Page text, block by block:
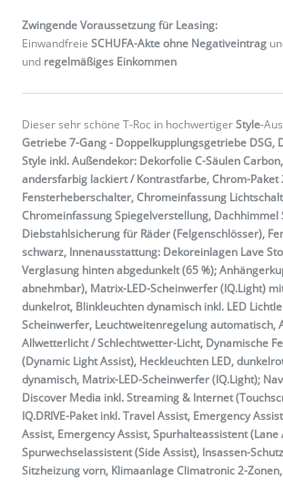
Zwingende Voraussetzung für Leasing:
Einwandfreie SCHUFA-Akte ohne Negativeintrag
und regelmäßiges Einkommen
Dieser sehr schöne T-Roc in hochwertigerStyle-
Getriebe 7-Gang - Doppelkupplungsgetriebe DSG,
Style inkl. Außendekor: Dekorfolie C-Säulen
andersfarbig lackiert / Kontrastfarbe, Chrom-Paket
Fensterheberschalter, Chromeinfassung
Chromeinfassung Spiegelverstellung, Dachhimmel
Diebstahlsicherung für Räder (Felgenschlösser),
schwarz, Innenausstattung: Dekoreinlagen Lave
Verglasung hinten abgedunkelt (65 %);
abnehmbar), Matrix-LED-Scheinwerfer (IQ.Light)
dunkelrot, Blinkleuchten dynamisch inkl. LED
Scheinwerfer, Leuchtweitenregelung automatisch,
Allwetterlicht / Schlechtwetter-Licht, Dynamische
(Dynamic Light Assist), Heckleuchten LED,
dynamisch, Matrix-LED-Scheinwerfer (IQ.Light);
Discover Media inkl. Streaming & Internet
IQ.DRIVE-Paket inkl. Travel Assist, Emergency
Assist, Emergency Assist, Spurhalteassistent (Lane
Spurwechselassistent (Side Assist), Insassen-
Sitzheizung vorn, Klimaanlage Climatronic 2-